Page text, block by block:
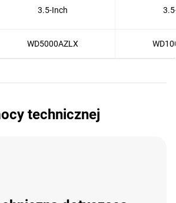
3.5-Inch
WD5000AZLX
technicznej